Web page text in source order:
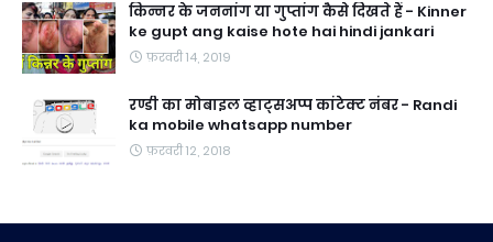
किन्नर के जननांग या गुप्तांग कैसे दिखते हैं - Kinner
ke gupt ang kaise hote hai hindi jankari
फ़रवरी 14, 2019
रण्डी का मोबाइल व्हाट्सअप्प कांटेक्ट नंबर - Randi
ka mobile whatsapp number
फ़रवरी 12, 2018